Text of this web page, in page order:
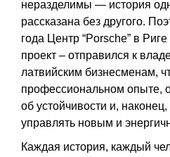
неразделимы — история
рассказана без другого.
года Центр “Porsche” в
проект – отправился к
латвийским бизнесменам,
профессиональном опыте,
об устойчивости и,
управлять новым и
Каждая история, каждый